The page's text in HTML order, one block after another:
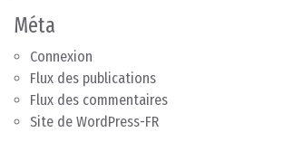
Méta
Connexion
Flux des publications
Flux des commentaires
Site de WordPress-FR